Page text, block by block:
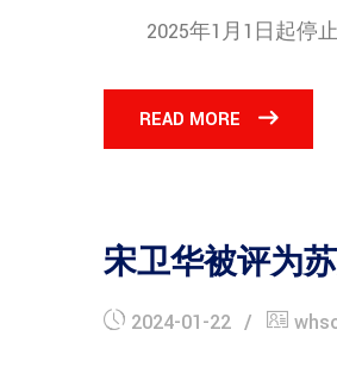
2025年1月1日起停止
READ MORE
宋卫华被评为
2024-01-22